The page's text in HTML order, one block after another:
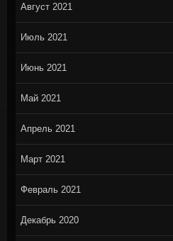
Август 2021
Июль 2021
Июнь 2021
Май 2021
Апрель 2021
Март 2021
Февраль 2021
Декабрь 2020